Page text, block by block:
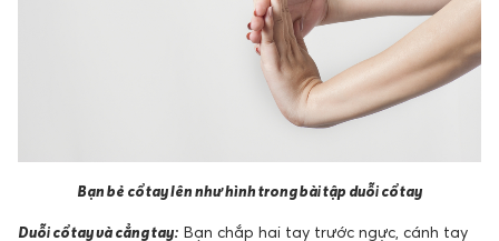
Bạn bẻ cổ tay lên như hình trong bài tập duỗi cổ tay
Duỗi cổ tay và cẳng tay: Bạn chắp hai tay trước ngực, cánh tay